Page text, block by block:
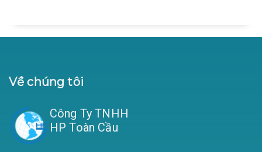
Về chúng tôi
Công Ty TNHH
HP Toàn Cầu